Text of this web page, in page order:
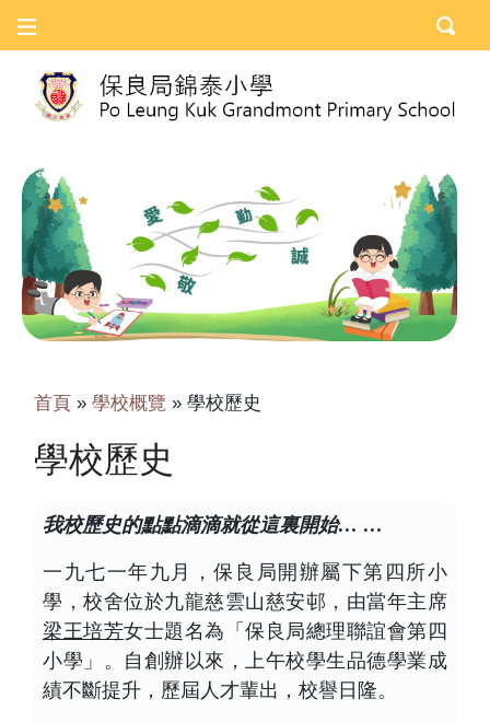
首頁 » 學校概覽 » 學校歷史
學校歷史
我校歷史的點點滴滴就從這裏開始… …
一九七一年九月，保良局開辦屬下第四所小
學，校舍位於九龍慈雲山慈安邨，由當年主席
梁王培芳女士題名為「保良局總理聯誼會第四
小學」。自創辦以來，上午校學生品德學業成
績不斷提升，歷屆人才輩出，校譽日隆。